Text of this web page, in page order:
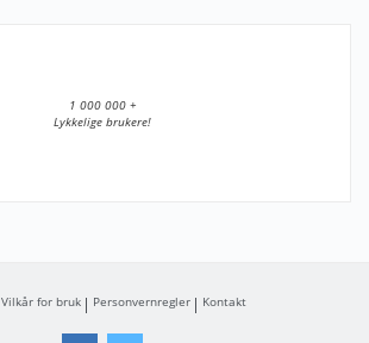
1 000 000 +
Lykkelige brukere!
Vilkår for bruk Personvernregler Kontakt